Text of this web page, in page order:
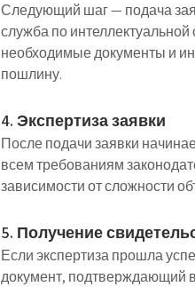
Следующий шаг — подача
служба по
необходимые документы и
пошлину.
4. Экспертиза заявки
После подачи заявки
всем требованиям
зависимости от сложности
5. Получение
Если экспертиза прошла
документ, подтверждающий